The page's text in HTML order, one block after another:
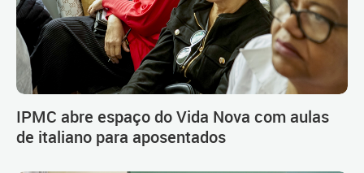
IPMC abre espaço do Vida Nova com aulas
de italiano para aposentados